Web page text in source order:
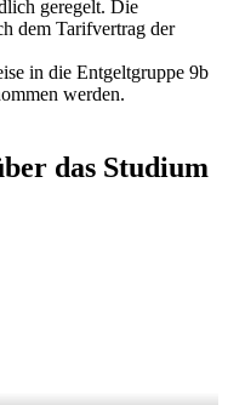
geregelt. Die
dem Tarifvertrag der
in die Entgeltgruppe 9b
werden.
das Studium